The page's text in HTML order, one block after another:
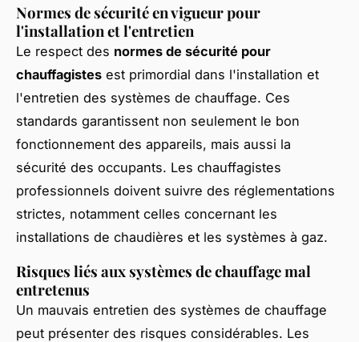
Normes de sécurité en vigueur pour
l'installation et l'entretien
Le respect des normes de sécurité pour
chauffagistes est primordial dans l'installation et
l'entretien des systèmes de chauffage. Ces
standards garantissent non seulement le bon
fonctionnement des appareils, mais aussi la
sécurité des occupants. Les chauffagistes
professionnels doivent suivre des réglementations
strictes, notamment celles concernant les
installations de chaudières et les systèmes à gaz.
Risques liés aux systèmes de chauffage mal
entretenus
Un mauvais entretien des systèmes de chauffage
peut présenter des risques considérables. Les